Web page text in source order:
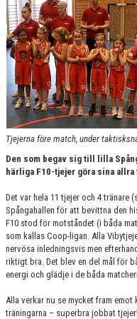
Tjejerna före match, under
Den som begav sig till lilla
härliga F10-tjejer göra sina
Det var hela 11 tjejer och 4 tränare
Spångahallen för att bevittna den
F10 stod för motståndet (i båda
som kallas Coop-ligan. Alla
nervösa inledningsvis men
riktigt bra. Det blev en del mål för
energi och glädje i de båda
Alla verkar nu se mycket fram
träningarna – superbra jobbat